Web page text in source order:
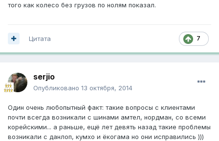
того как колесо без грузов по нолям показал.
7
Цитата
serjio
Опубликовано 13 октября, 2014
Один очень любопытный факт: такие вопросы с клиентами
почти всегда возникали с шинами амтел, нордман, со всеми
корейскими... а раньше, ещё лет девять назад такие проблемы
возникали с данлоп, кумхо и ёкогама но они исправились )))